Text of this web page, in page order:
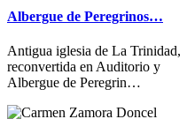
Albergue de Peregrinos…
Antigua iglesia de La Trinidad,
reconvertida en Auditorio y
Albergue de Peregrin…